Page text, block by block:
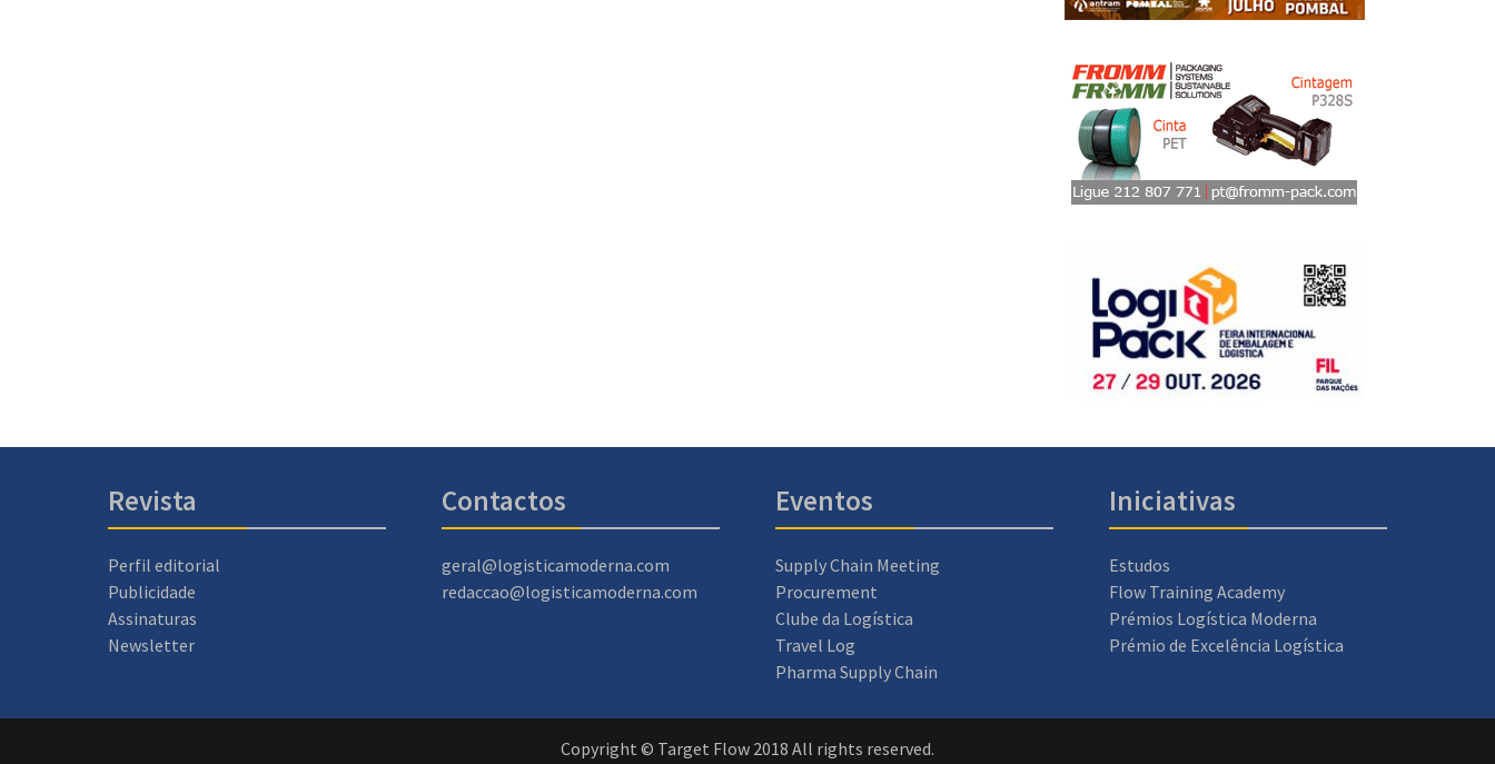
Revista
Perfil editorial
Publicidade
Assinaturas
Newsletter
Contactos
geral@logisticamoderna.com
redaccao@logisticamoderna.com
Eventos
Supply Chain Meeting
Procurement
Clube da Logística
Travel Log
Pharma Supply Chain
Iniciativas
Estudos
Flow Training Academy
Prémios Logística Moderna
Prémio de Excelência Logística
Copyright © Target Flow 2018 All rights reserved.